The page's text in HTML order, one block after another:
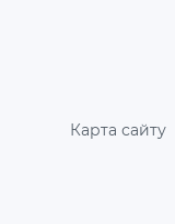
Карта сайту